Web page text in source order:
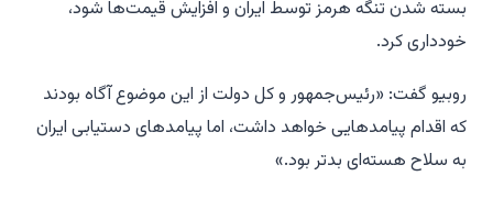
بسته شدن تنگه هرمز توسط ایران و افزایش قیمت‌ها شود،
خودداری کرد.
روبیو گفت: «رئیس‌جمهور و کل دولت از این موضوع آگاه بودند
که اقدام پیامدهایی خواهد داشت، اما پیامدهای دستیابی ایران
به سلاح هسته‌ای بدتر بود.»